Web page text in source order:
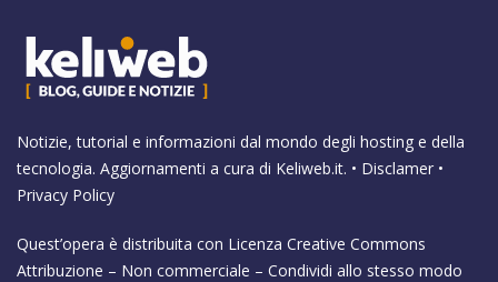
Notizie, tutorial e informazioni dal mondo degli hosting e della
tecnologia. Aggiornamenti a cura di Keliweb.it. • Disclamer •
Privacy Policy
Quest’opera è distribuita con Licenza Creative Commons
Attribuzione – Non commerciale – Condividi allo stesso modo